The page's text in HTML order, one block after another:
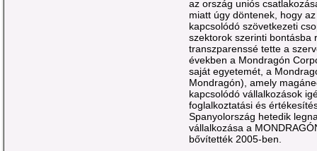
az ország uniós
miatt úgy döntenek, hogy
kapcsolódó szövetkezeti
szektorok szerinti bontásba
transzparenssé tette a
években a Mondragón
saját egyetemét, a
Mondragón), amely
kapcsolódó vállalkozások
foglalkoztatási és
Spanyolország hetedik
vállalkozása a
bővítették 2005-ben.